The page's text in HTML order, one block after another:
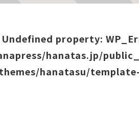
Undefined property:
hanatas.jp/
hanatasu/